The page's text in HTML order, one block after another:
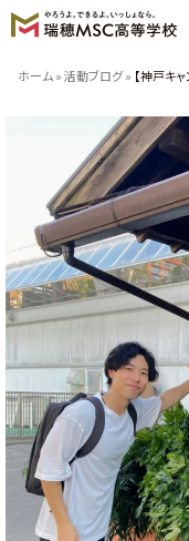
卒業へまっすぐ。未来にまっし
卒業へまっすぐ。未来にまっし
ネットコース｜私だけの時間割
推しプログラム＆サポート8
瑞穂MSCの施設紹介
みんなの学習ベース。（キャン
| 学習室 | スクーリング会場）
瑞穂MSCへ入学しよう。
新入学・転編入の流れ
特別奨学生制度学費サポー
卒業生・在校生の声
ホーム»活動ブログ» 【神戸キ